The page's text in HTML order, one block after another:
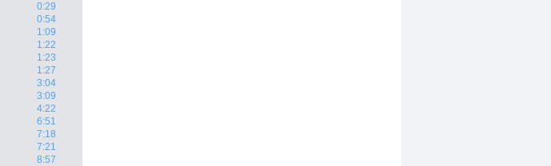
0:29
0:54
1:09
1:22
1:23
1:27
3:04
3:09
4:22
6:51
7:18
7:21
8:57